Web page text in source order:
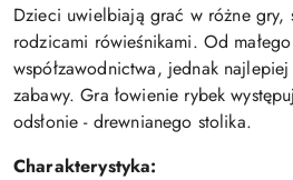
Dzieci uwielbiają grać w różne gry,
rodzicami rówieśnikami. Od
współzawodnictwa, jednak
zabawy. Gra łowienie rybek
odsłonie - drewnianego stolika.
Charakterystyka: